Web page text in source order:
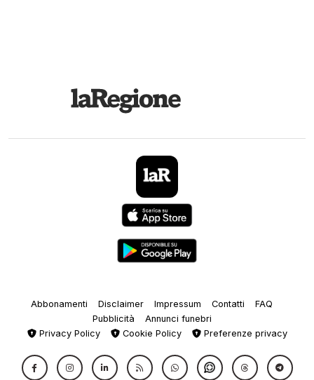
Abbonamenti Disclaimer Impressum Contatti
FAQ
Pubblicità
Annunci funebri
Privacy Policy
Cookie Policy Preferenze privacy